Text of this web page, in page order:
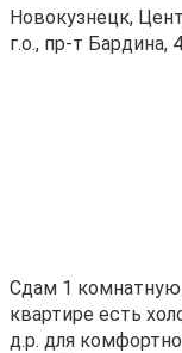
Новокузнецк,
г.о., пр-т Бардина,
Сдам 1 комнатную
квартире есть
д.р. для